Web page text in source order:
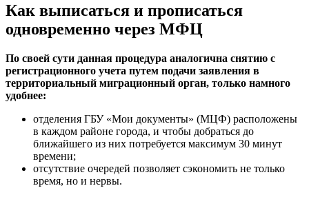
Как выписаться и прописаться
одновременно через МФЦ
По своей сути данная процедура аналогична снятию с
регистрационного учета путем подачи заявления в
территориальный миграционный орган, только намного
удобнее:
отделения ГБУ «Мои документы» (МЦФ) расположены
в каждом районе города, и чтобы добраться до
ближайшего из них потребуется максимум 30 минут
времени;
отсутствие очередей позволяет сэкономить не только
время, но и нервы.